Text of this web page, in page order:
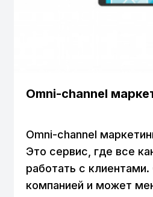
Omni-channel
Omni-channel
Это сервис, где все
работать с
компанией и может